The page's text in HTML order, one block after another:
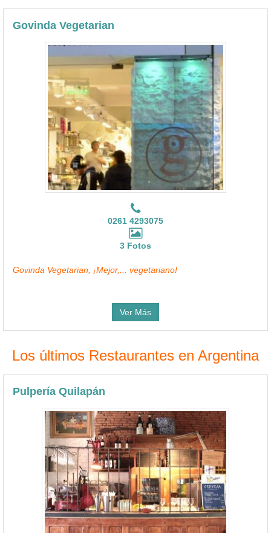
Govinda Vegetarian
0261 4293075
3 Fotos
Govinda Vegetarian, ¡Mejor,... vegetariano!
Ver Más
Los últimos Restaurantes en Argentina
Pulpería Quilapán